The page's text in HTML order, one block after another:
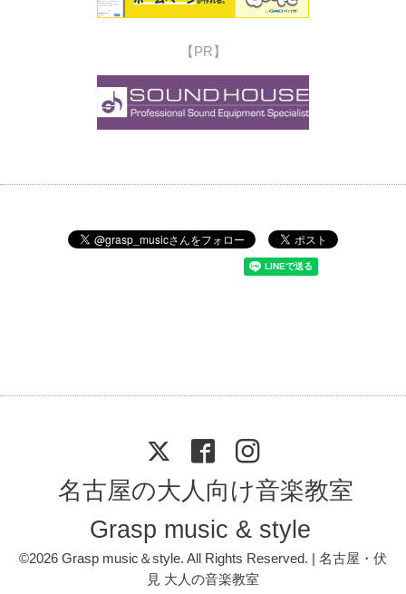
【PR】
名古屋の大人向け音楽教室
Grasp music & style
©2026 Grasp music＆style. All Rights Reserved. | 名古屋・伏
見 大人の音楽教室